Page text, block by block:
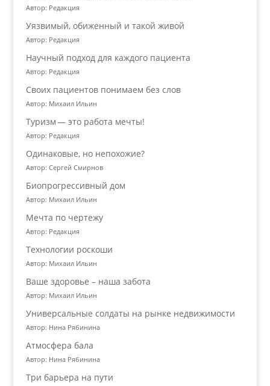
Автор: Редакция
Уязвимый, обиженный и такой живой
Автор: Редакция
Научный подход для каждого пациента
Автор: Редакция
Своих пациентов понимаем без слов
Автор: Михаил Ильин
Туризм — это работа мечты!
Автор: Редакция
Одинаковые, но непохожие?
Автор: Сергей Смирнов
Биопрогрессивный дом
Автор: Михаил Ильин
Мечта по чертежу
Автор: Редакция
Технологии роскоши
Автор: Михаил Ильин
Ваше здоровье – наша забота
Автор: Михаил Ильин
Универсальные солдаты на рынке недвижимости
Автор: Нина Рябинина
Атмосфера бала
Автор: Нина Рябинина
Три барьера на пути